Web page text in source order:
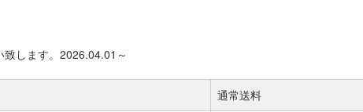
します。2026.04.01～
通常送料